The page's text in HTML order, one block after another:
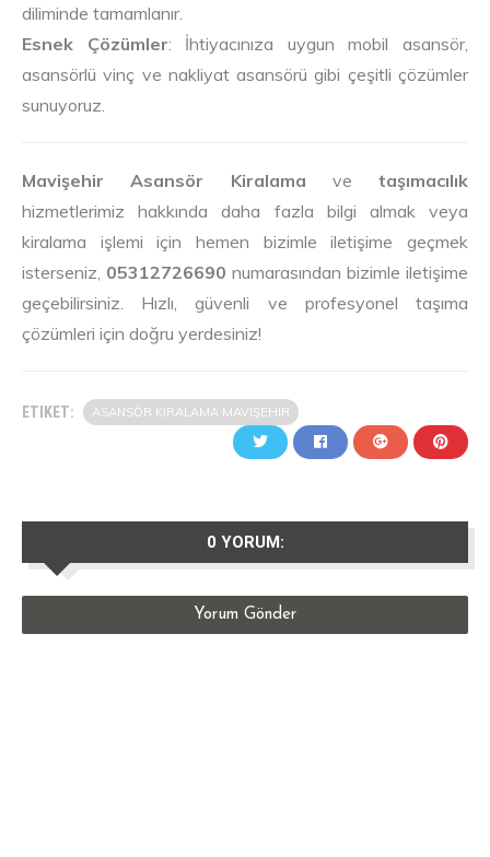
diliminde tamamlanır.
Esnek Çözümler: İhtiyacınıza uygun mobil asansör,
asansörlü vinç ve nakliyat asansörü gibi çeşitli çözümler
sunuyoruz.
Mavişehir Asansör Kiralama ve taşımacılık
hizmetlerimiz hakkında daha fazla bilgi almak veya
kiralama işlemi için hemen bizimle iletişime geçmek
isterseniz, 05312726690 numarasından bizimle iletişime
geçebilirsiniz. Hızlı, güvenli ve profesyonel taşıma
çözümleri için doğru yerdesiniz!
ETIKET: ASANSÖR KIRALAMA MAVIŞEHIR
0 YORUM:
Yorum Gönder